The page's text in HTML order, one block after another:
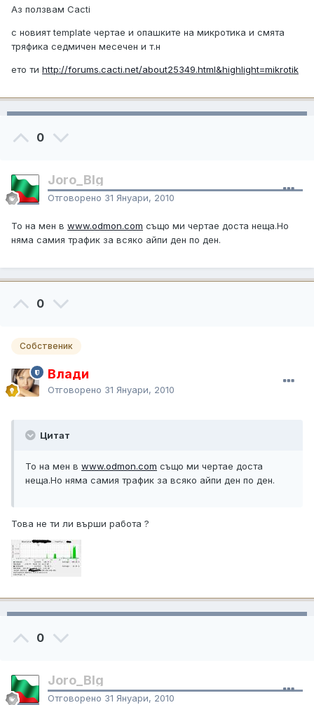
Аз ползвам Cacti
с новият template чертае и опашките на микротика и смята
тряфика седмичен месечен и т.н
ето ти http://forums.cacti.net/about25349.html&highlight=mikrotik
0
Joro_Blg
Отговорено 31 Януари, 2010
То на мен в www.odmon.com също ми чертае доста неща.Но
няма самия трафик за всяко айпи ден по ден.
0
Собственик
Влади
Отговорено 31 Януари, 2010
Цитат
То на мен в www.odmon.com също ми чертае доста
неща.Но няма самия трафик за всяко айпи ден по ден.
Това не ти ли върши работа ?
0
Joro_Blg
Отговорено 31 Януари, 2010